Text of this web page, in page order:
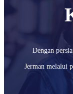
Dengan
Jerman melalui